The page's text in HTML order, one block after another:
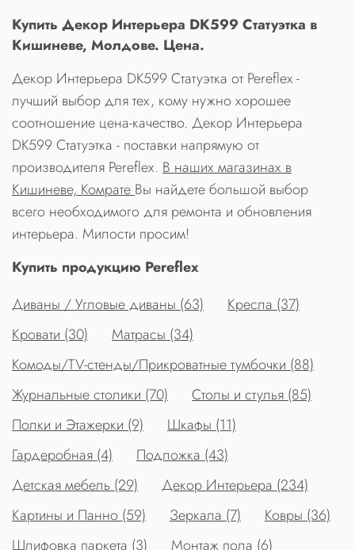
Купить Декор Интерьера DK599 Статуэтка в
Кишиневе, Молдове. Цена.
Декор Интерьера DK599 Статуэтка от Pereflex -
лучший выбор для тех, кому нужно хорошее
соотношение цена-качество. Декор Интерьера
DK599 Статуэтка - поставки напрямую от
производителя Pereflex. В наших магазинах в
Кишиневе, КомратеВы найдете большой выбор
всего необходимого для ремонта и обновления
интерьера. Милости просим!
Купить продукцию Pereflex
Диваны / Угловые диваны (63)
Кресла (37)
Кровати (30)
Матрасы (34)
Комоды/TV-стенды/Прикроватные тумбочки (88)
Журнальные столики (70)
Столы и стулья (85)
Полки и Этажерки (9)
Шкафы (11)
Гардеробная (4)
Подложка (43)
Детская мебель (29)
Декор Интерьера (234)
Картины и Панно (59)
Зеркала (7)
Ковры (36)
Шлифовка паркета (3)
Монтаж пола (6)